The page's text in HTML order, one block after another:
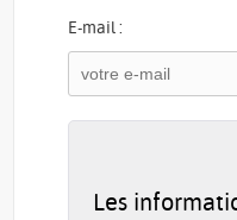
E-mail :
Les